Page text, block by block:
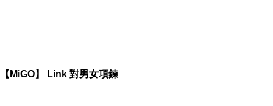
【MiGO】 Link 對男女項鍊